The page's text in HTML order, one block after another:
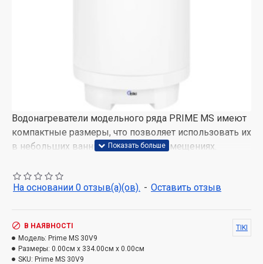
Водонагреватели модельного ряда PRIME MS имеют
компактные размеры, что позволяет использовать их
в небольших ванных комнатах и помещениях.
В водонагревателях модельного ряда PRIME MS
использован новый дизайн аналогового термометра
Погружной ТЭН водонагревателей изготовлен из
меди, что обеспечивает его высокую стойкость к
коррозии и длительный срок службы.
На основании 0 отзыв(а)(ов). - Оставить отзыв
В НАЯВНОСТІ
Модель: Prime MS 30V9
Размеры: 0.00см x 334.00см x 0.00см
SKU: Prime MS 30V9
TIKI